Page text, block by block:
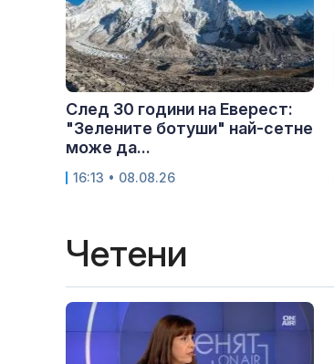
След 30 години на Еверест:
"Зелените ботуши" най-сетне
може да...
16:13 • 08.08.26
Четени